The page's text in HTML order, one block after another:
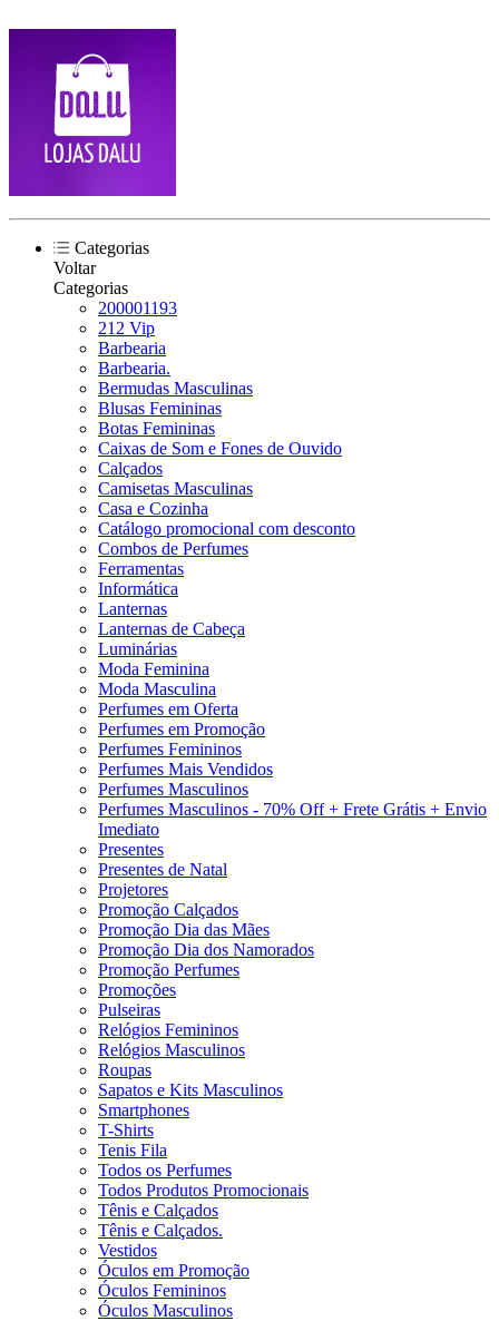
Categorias
Voltar
Categorias
200001193
212 Vip
Barbearia
Barbearia.
Bermudas Masculinas
Blusas Femininas
Botas Femininas
Caixas de Som e Fones de Ouvido
Calçados
Camisetas Masculinas
Casa e Cozinha
Catálogo promocional com desconto
Combos de Perfumes
Ferramentas
Informática
Lanternas
Lanternas de Cabeça
Luminárias
Moda Feminina
Moda Masculina
Perfumes em Oferta
Perfumes em Promoção
Perfumes Femininos
Perfumes Mais Vendidos
Perfumes Masculinos
Perfumes Masculinos - 70% Off + Frete Grátis + Envio
Imediato
Presentes
Presentes de Natal
Projetores
Promoção Calçados
Promoção Dia das Mães
Promoção Dia dos Namorados
Promoção Perfumes
Promoções
Pulseiras
Relógios Femininos
Relógios Masculinos
Roupas
Sapatos e Kits Masculinos
Smartphones
T-Shirts
Tenis Fila
Todos os Perfumes
Todos Produtos Promocionais
Tênis e Calçados
Tênis e Calçados.
Vestidos
Óculos em Promoção
Óculos Femininos
Óculos Masculinos